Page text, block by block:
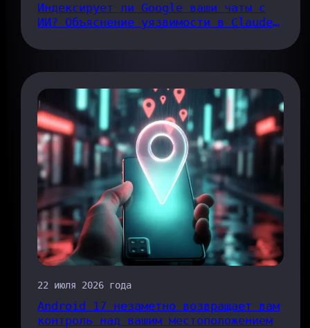
Индексирует ли Google ваши чаты с
ИИ? Объяснение уязвимости в Claude,
22 июля 2026 года
Android 17 незаметно возвращает вам
контроль над вашим местоположением